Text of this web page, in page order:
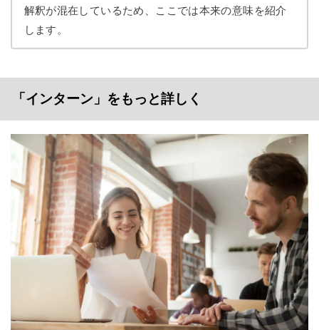
解釈が混在しているため、ここでは本来の意味を紹介
します。
「インターン」をもっと詳しく